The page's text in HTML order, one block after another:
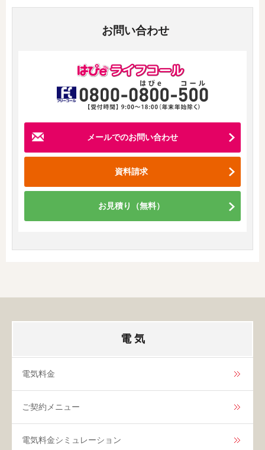
お問い合わせ
メールでのお問い合わせ
資料請求
お見積り（無料）
電 気
電気料金
ご契約メニュー
電気料金シミュレーション